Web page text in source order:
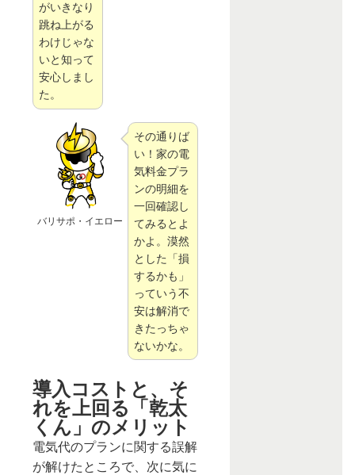
がいきなり
跳ね上がる
わけじゃな
いと知って
安心しまし
た。
バリサポ・イエロー
その通りば
い！家の電
気料金プラ
ンの明細を
一回確認し
てみるとよ
かよ。漠然
とした「損
するかも」
っていう不
安は解消で
きたっちゃ
ないかな。
導入コストと、そ
れを上回る「乾太
くん」のメリット
電気代のプランに関する誤解
が解けたところで、次に気に